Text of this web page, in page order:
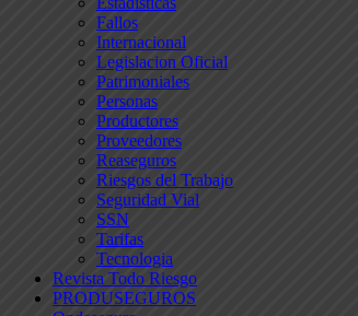
Fallos
Internacional
Legislacion Oficial
Patrimoniales
Personas
Productores
Proveedores
Reaseguros
Riesgos del Trabajo
Seguridad Vial
SSN
Tarifas
Tecnologia
Revista Todo Riesgo
PRODUSEGUROS